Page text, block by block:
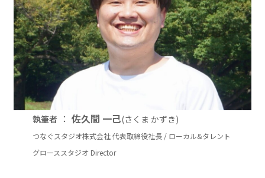
執筆者 ：佐久間 一己(さくま かずき)
つなぐスタジオ株式会社 代表取締役社長 / ローカル&タレント
グローススタジオ Director